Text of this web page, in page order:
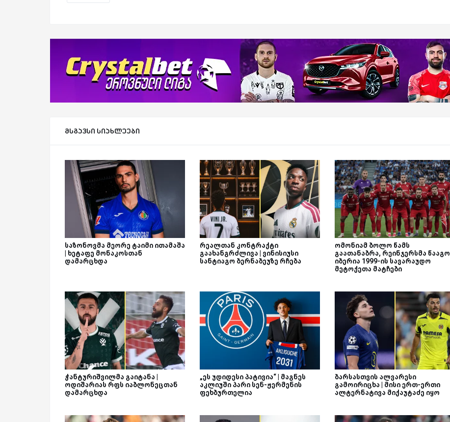
მსგავსი სიახლეები
საზონოვმა მეორე ტაიმი ითამაშა
| ხეტაფე მონაკოსთან
დამარცხდა
რეალთან კონტრაქტი
გაახანგრძლივა | ვინისიუსი
სანტიაგო ბერნაბეუზე რჩება
ომონიამ ბოლო წამს
გაათანაბრა, რეინჯერსმა წააგო |
იბერია 1999-ის სავარაუდო
მეტოქეთა მატჩები
ჭანტურიშვილმა გაიტანა |
ოდიშარიას რფს იაბლონეცთან
დამარცხდა
„ეს უდიდესი პატივია“ | მაგნეს
აკლიუში პარი სენ-ჟერმენის
ფეხბურთელია
ბარსასთვის ალვარესი
გამოირიცხა | მისი ერთ-ერთი
ალტერნატივა მიქაუტაძე იყო